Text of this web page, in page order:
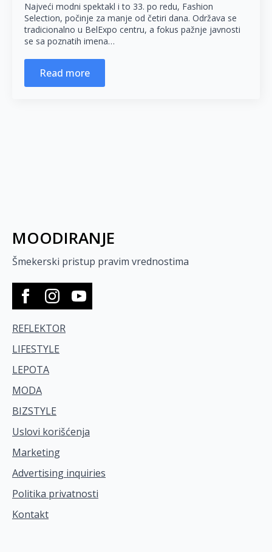
Najveći modni spektakl i to 33. po redu, Fashion
Selection, počinje za manje od četiri dana. Održava se
tradicionalno u BelExpo centru, a fokus pažnje javnosti
se sa poznatih imena…
Read more
MOODIRANJE
Šmekerski pristup pravim vrednostima
REFLEKTOR
LIFESTYLE
LEPOTA
MODA
BIZSTYLE
Uslovi korišćenja
Marketing
Advertising inquiries
Politika privatnosti
Kontakt